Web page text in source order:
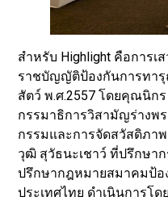
สำหรับ Highlight คือการเ
ราชบัญญัติป้องกันการทา
สัตว์ พ.ศ.2557 โดยคุณนิก
กรรมาธิการวิสามัญร่าง
กรรมและการจัดสวัสดิภา
วุฒิ สุวัธนะเชาว์ ที่ปรึกษา
ปรึกษากฎหมายสมาคมป้
ประเทศไทย ดำเนินการโ